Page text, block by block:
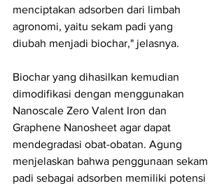
menciptakan adsorben dari limbah
agronomi, yaitu sekam padi yang
diubah menjadi biochar," jelasnya.
Biochar yang dihasilkan kemudian
dimodifikasi dengan menggunakan
Nanoscale Zero Valent Iron dan
Graphene Nanosheet agar dapat
mendegradasi obat-obatan. Agung
menjelaskan bahwa penggunaan sekam
padi sebagai adsorben memiliki potensi